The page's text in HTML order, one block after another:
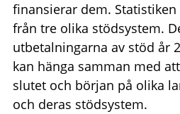
finansierar dem.
från tre olika stödsystem.
utbetalningarna av stöd år
kan hänga samman med
slutet och början på olika
och deras stödsystem.